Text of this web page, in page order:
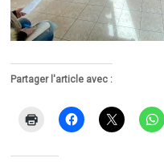
Partager l'article avec :